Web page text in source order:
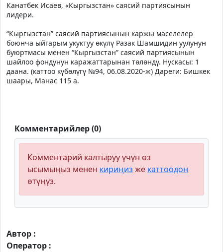
Канатбек Исаев, «Кыргызстан» саясий партиясынын
лидери.
“Кыргызстан” саясий партиясынын каржы маселелер
боюнча ыйгарым укуктуу өкүлү Разак Шамшидин уулунун
буюртмасы менен “Кыргызстан” саясий партиясынын
шайлоо фондунун каражаттарынан төлөндү. Нускасы: 1
даана. (каттоо күбөлүгү №94, 06.08.2020-ж) Дареги: Бишкек
шаары, Манас 115 а.
Комментарийлер (0)
Комментарий калтыруу үчүн өз
ысымыңыз менен кириңиз же каттоодон
өтүңүз.
Автор :
Оператор :